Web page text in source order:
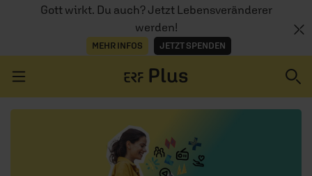
Gott wirkt. Du auch? Jetzt Lebensveränderer
werden!
MEHR INFOS JETZT SPENDEN